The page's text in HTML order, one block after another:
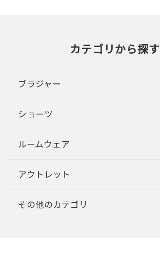
カテゴリから探す
ブラジャー
ショーツ
ルームウェア
アウトレット
その他のカテゴリ